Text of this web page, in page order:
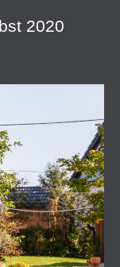
2020